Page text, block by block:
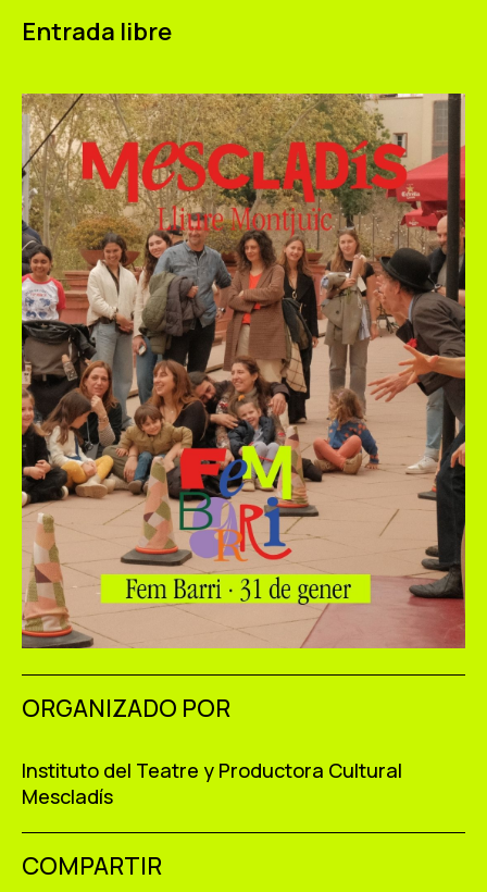
Entrada libre
ORGANIZADO POR
Instituto del Teatre y Productora Cultural
Mescladís
COMPARTIR